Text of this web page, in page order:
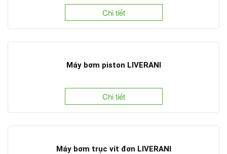
Chi tiết
Máy bơm piston LIVERANI
Chi tiết
Máy bơm trục vít đơn LIVERANI